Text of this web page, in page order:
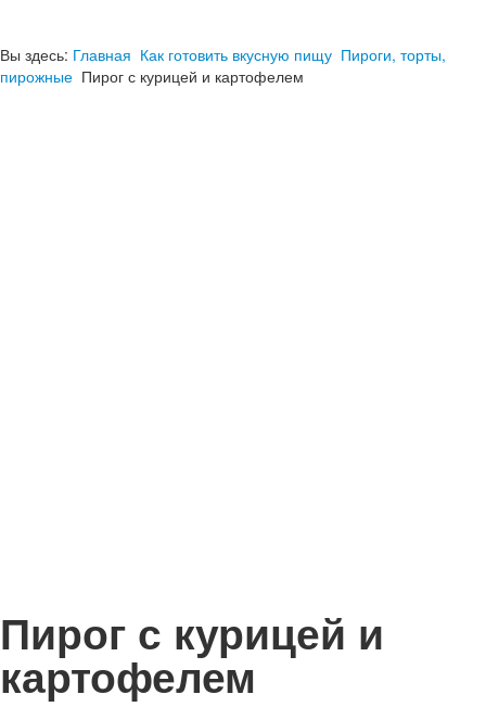
Вы здесь: Главная Как готовить вкусную пищу Пироги, торты,
пирожные Пирог с курицей и картофелем
Пирог с курицей и
картофелем